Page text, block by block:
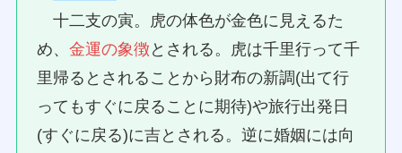
十二支の寅。虎の体色が金色に見えるた
め、金運の象徴 とされる。虎は千里行って千
里帰るとされることから財布の新調(出て行
ってもすぐに戻ることに期待)や旅行出発日
(すぐに戻る)に吉とされる。逆に婚姻には向